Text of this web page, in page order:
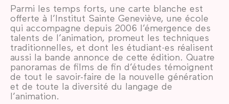
Parmi les temps forts, une carte blanche est
offerte à l’Institut Sainte Geneviève, une école
qui accompagne depuis 2006 l’émergence des
talents de l’animation, promeut les techniques
traditionnelles, et dont les étudiant·es réalisent
aussi la bande annonce de cette édition. Quatre
panoramas de films de fin d’études témoignent
de tout le savoir-faire de la nouvelle génération
et de toute la diversité du langage de
l’animation.